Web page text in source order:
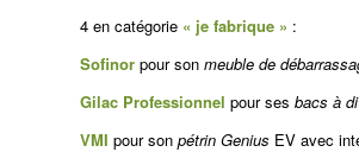
4 en catégorie « je fabrique » :
Sofinor pour son meuble de
Gilac Professionnel pour ses bacs à
VMI pour son pétrin Genius EV avec